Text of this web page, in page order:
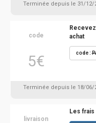
Terminée depuis le 31/12/
code
5€
achat
code :
Terminée depuis le 18/06/
livraison
Les